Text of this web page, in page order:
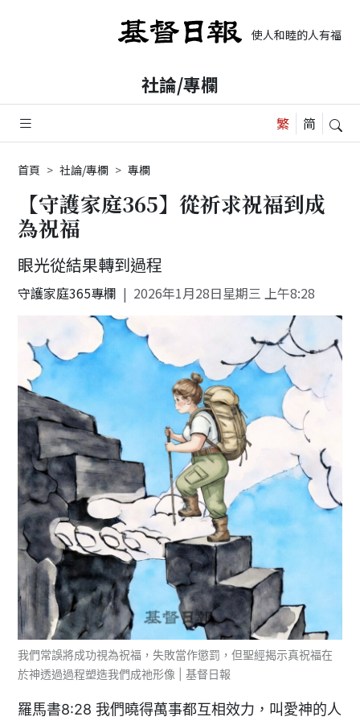
使人和睦的人有福了
社論/專欄
首頁 社論/專欄 專欄
【守護家庭365】從祈求祝福到成
為祝福
眼光從結果轉到過程
守護家庭365專欄 2026年1月28日星期三 上午8:28
我們常誤將成功視為祝福，失敗當作懲罰，但聖經揭示真祝福在
於神透過過程塑造我們成祂形像 | 基督日報
羅馬書8:28 我們曉得萬事都互相效力，叫愛神的人